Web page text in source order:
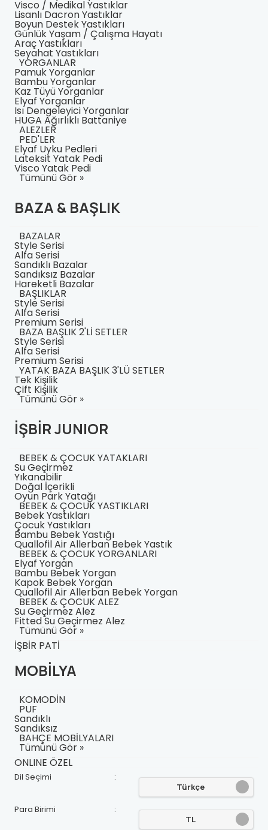
Visco / Medikal Yastıklar
Lisanlı Dacron Yastıklar
Boyun Destek Yastıkları
Günlük Yaşam / Çalışma Hayatı
Araç Yastıkları
Seyahat Yastıkları
YORGANLAR
Pamuk Yorganlar
Bambu Yorganlar
Kaz Tüyü Yorganlar
Elyaf Yorganlar
Isı Dengeleyici Yorganlar
HUGA Ağırlıklı Battaniye
ALEZLER
PED'LER
Elyaf Uyku Pedleri
Lateksit Yatak Pedi
Visco Yatak Pedi
Tümünü Gör »
BAZA & BAŞLIK
BAZALAR
Style Serisi
Alfa Serisi
Sandıklı Bazalar
Sandıksız Bazalar
Hareketli Bazalar
BAŞLIKLAR
Style Serisi
Alfa Serisi
Premium Serisi
BAZA BAŞLIK 2'Lİ SETLER
Style Serisi
Alfa Serisi
Premium Serisi
YATAK BAZA BAŞLIK 3'LÜ SETLER
Tek Kişilik
Çift Kişilik
Tümünü Gör »
İŞBİR JUNIOR
BEBEK & ÇOCUK YATAKLARI
Su Geçirmez
Yıkanabilir
Doğal İçerikli
Oyun Park Yatağı
BEBEK & ÇOCUK YASTIKLARI
Bebek Yastıkları
Çocuk Yastıkları
Bambu Bebek Yastığı
Quallofil Air Allerban Bebek Yastık
BEBEK & ÇOCUK YORGANLARI
Elyaf Yorgan
Bambu Bebek Yorgan
Kapok Bebek Yorgan
Quallofil Air Allerban Bebek Yorgan
BEBEK & ÇOCUK ALEZ
Su Geçirmez Alez
Fitted Su Geçirmez Alez
Tümünü Gör »
İŞBİR PATİ
MOBİLYA
KOMODİN
PUF
Sandıklı
Sandıksız
BAHÇE MOBİLYALARI
Tümünü Gör »
ONLINE ÖZEL
Dil Seçimi :
Türkçe
Para Birimi :
TL